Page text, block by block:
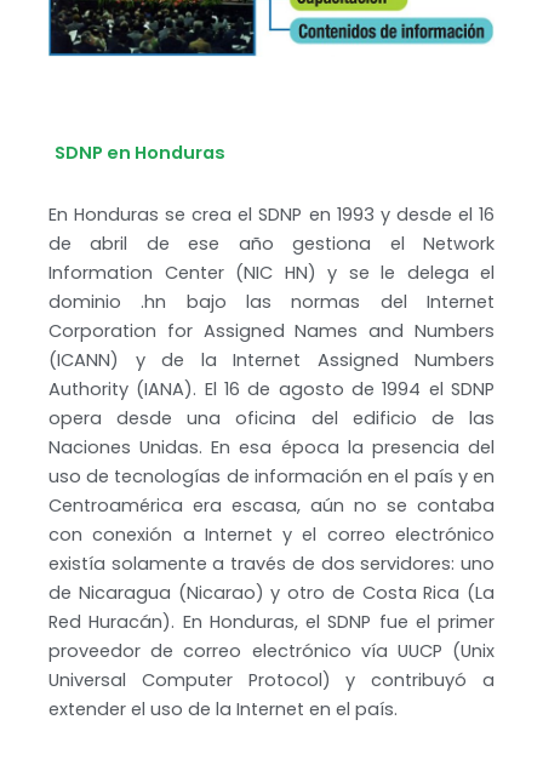
SDNP en Honduras
En Honduras se crea el SDNP en 1993 y desde el 16
de abril de ese año gestiona el Network
Information Center (NIC HN) y se le delega el
dominio .hn bajo las normas del Internet
Corporation for Assigned Names and Numbers
(ICANN) y de la Internet Assigned Numbers
Authority (IANA). El 16 de agosto de 1994 el SDNP
opera desde una oficina del edificio de las
Naciones Unidas. En esa época la presencia del
uso de tecnologías de información en el país y en
Centroamérica era escasa, aún no se contaba
con conexión a Internet y el correo electrónico
existía solamente a través de dos servidores: uno
de Nicaragua (Nicarao) y otro de Costa Rica (La
Red Huracán). En Honduras, el SDNP fue el primer
proveedor de correo electrónico vía UUCP (Unix
Universal Computer Protocol) y contribuyó a
extender el uso de la Internet en el país.